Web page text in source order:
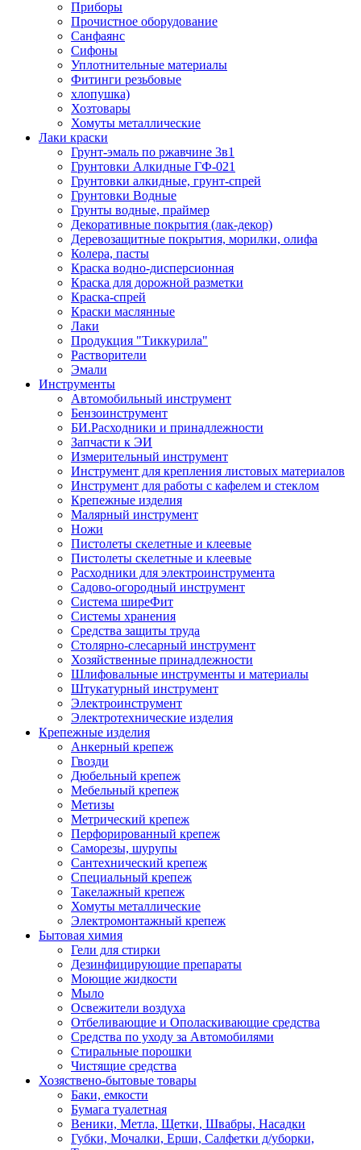
Приборы
Прочистное оборудование
Санфаянс
Сифоны
Уплотнительные материалы
Фитинги резьбовые
хлопушка)
Хозтовары
Хомуты металлические
Лаки краски
Грунт-эмаль по ржавчине 3в1
Грунтовки Алкидные ГФ-021
Грунтовки алкидные, грунт-спрей
Грунтовки Водные
Грунты водные, праймер
Декоративные покрытия (лак-декор)
Деревозащитные покрытия, морилки, олифа
Колера, пасты
Краска водно-дисперсионная
Краска для дорожной разметки
Краска-спрей
Краски маслянные
Лаки
Продукция "Тиккурила"
Растворители
Эмали
Инструменты
Автомобильный инструмент
Бензоинструмент
БИ.Расходники и принадлежности
Запчасти к ЭИ
Измерительный инструмент
Инструмент для крепления листовых материалов
Инструмент для работы с кафелем и стеклом
Крепежные изделия
Малярный инструмент
Ножи
Пистолеты скелетные и клеевые
Пистолеты скелетные и клеевые
Расходники для электроинструмента
Садово-огородный инструмент
Система ширеФит
Системы хранения
Средства защиты труда
Столярно-слесарный инструмент
Хозяйственные принадлежности
Шлифовальные инструменты и материалы
Штукатурный инструмент
Электроинструмент
Электротехнические изделия
Крепежные изделия
Анкерный крепеж
Гвозди
Дюбельный крепеж
Мебельный крепеж
Метизы
Метрический крепеж
Перфорированный крепеж
Саморезы, шурупы
Сантехнический крепеж
Специальный крепеж
Такелажный крепеж
Хомуты металлические
Электромонтажный крепеж
Бытовая химия
Гели для стирки
Дезинфицирующие препараты
Моющие жидкости
Мыло
Освежители воздуха
Отбеливающие и Ополаскивающие средства
Средства по уходу за Автомобилями
Стиральные порошки
Чистящие средства
Хозяствено-бытовые товары
Баки, емкости
Бумага туалетная
Веники, Метла, Щетки, Швабры, Насадки
Губки, Мочалки, Ерши, Салфетки д/уборки,